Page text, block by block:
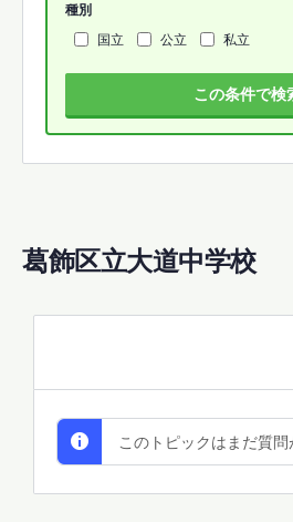
葛飾区立大道中学校
このトピックはまだ質問
種別
国立
公立 私立
この条件で検